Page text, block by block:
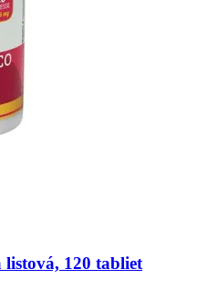
listová, 120 tabliet